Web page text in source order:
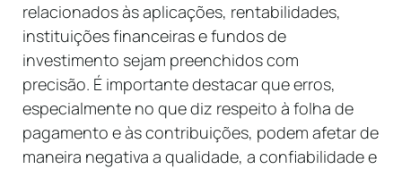
relacionados às aplicações, rentabilidades,
instituições financeiras e fundos de
investimento sejam preenchidos com
precisão. É importante destacar que erros,
especialmente no que diz respeito à folha de
pagamento e às contribuições, podem afetar de
maneira negativa a qualidade, a confiabilidade e